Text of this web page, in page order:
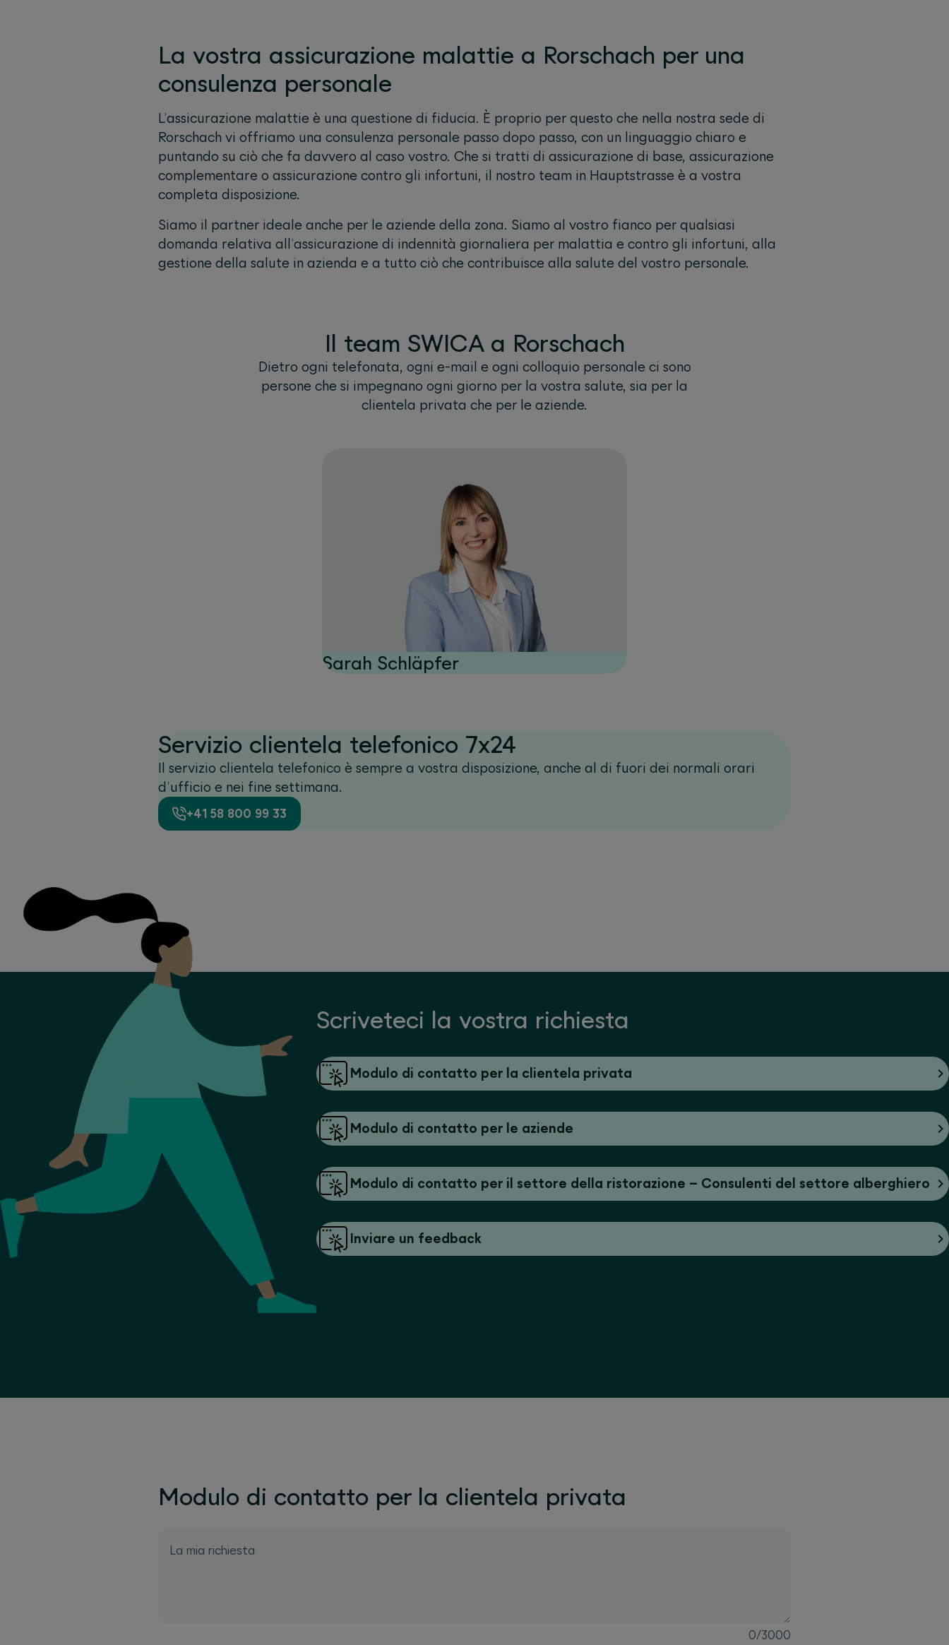
La vostra assicurazione malattie a Rorschach per una
consulenza personale
L’assicurazione malattie è una questione di fiducia. È proprio per questo che nella nostra sede di
Rorschach vi offriamo una consulenza personale passo dopo passo, con un linguaggio chiaro e
puntando su ciò che fa davvero al caso vostro. Che si tratti di assicurazione di base, assicurazione
complementare o assicurazione contro gli infortuni, il nostro team in Hauptstrasse è a vostra
completa disposizione.
Siamo il partner ideale anche per le aziende della zona. Siamo al vostro fianco per qualsiasi
domanda relativa all’assicurazione di indennità giornaliera per malattia e contro gli infortuni, alla
gestione della salute in azienda e a tutto ciò che contribuisce alla salute del vostro personale.
Il team SWICA a Rorschach
Dietro ogni telefonata, ogni e-mail e ogni colloquio personale ci sono
persone che si impegnano ogni giorno per la vostra salute, sia per la
clientela privata che per le aziende.
Sarah Schläpfer
Servizio clientela telefonico 7x24
Il servizio clientela telefonico è sempre a vostra disposizione, anche al di fuori dei normali orari
d’ufficio e nei fine settimana.
+41 58 800 99 33
Scriveteci la vostra richiesta
Modulo di contatto per la clientela privata
Modulo di contatto per le aziende
Modulo di contatto per il settore della ristorazione – Consulenti del settore alberghiero
Inviare un feedback
Modulo di contatto per la clientela privata
La mia richiesta
0/3000